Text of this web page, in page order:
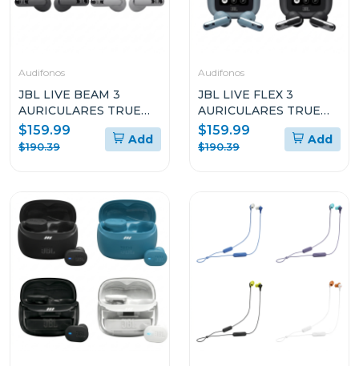
Audifonos
JBL LIVE BEAM 3
AURICULARES TRUE
WIRELESS CON
CANCELACIÓN DE
$159.99
$190.39
Add
Audifonos
JBL LIVE FLEX 3
AURICULARES TRUE
WIRELESS CON
CANCELACIÓN DE
$159.99
$190.39
Add